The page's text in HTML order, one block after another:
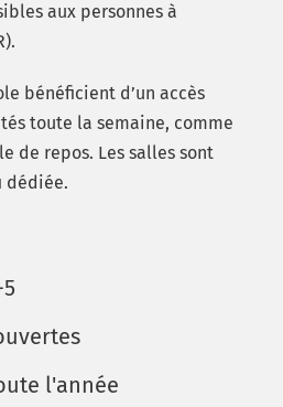
aux personnes à
bénéficient d’un accès
toute la semaine, comme
de repos. Les salles sont
dédiée.
l'année